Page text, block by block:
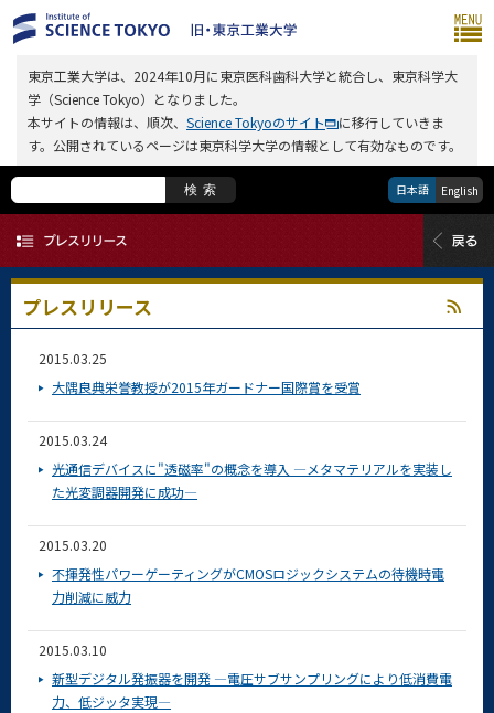
東京工業大学は、2024年10月に東京医科歯科大学と統合し、東京科学大
学（Science Tokyo）となりました。
本サイトの情報は、順次、 Science Tokyoのサイト
に移行していきま
す。公開されているページは東京科学大学の情報として有効なものです。
検索 日本語 English
プレスリリース
2015.03.25
大隅良典栄誉教授が2015年ガードナー国際賞を受賞
2015.03.24
光通信デバイスに"透磁率"の概念を導入 ―メタマテリアルを実装し
た光変調器開発に成功―
2015.03.20
不揮発性パワーゲーティングがCMOSロジックシステムの待機時電
力削減に威力
2015.03.10
新型デジタル発振器を開発 ―電圧サブサンプリングにより低消費電
力、低ジッタ実現―